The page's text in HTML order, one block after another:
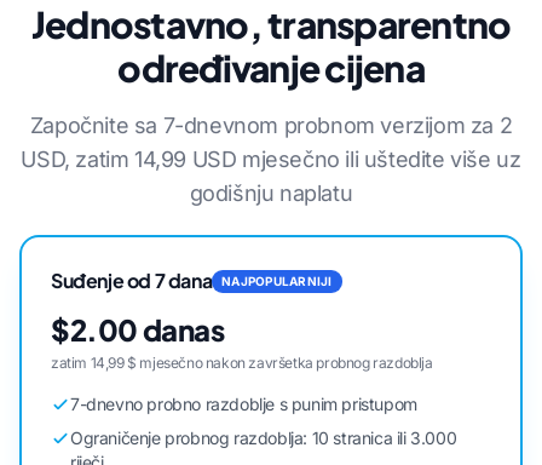
Jednostavno, transparentno
određivanje cijena
Započnite sa 7-dnevnom probnom verzijom za 2
USD, zatim 14,99 USD mjesečno ili uštedite više uz
godišnju naplatu
Suđenje od 7 dana NAJPOPULARNIJI
$2.00 danas
zatim 14,99 $ mjesečno nakon završetka probnog razdoblja
7-dnevno probno razdoblje s punim pristupom
Ograničenje probnog razdoblja: 10 stranica ili 3.000